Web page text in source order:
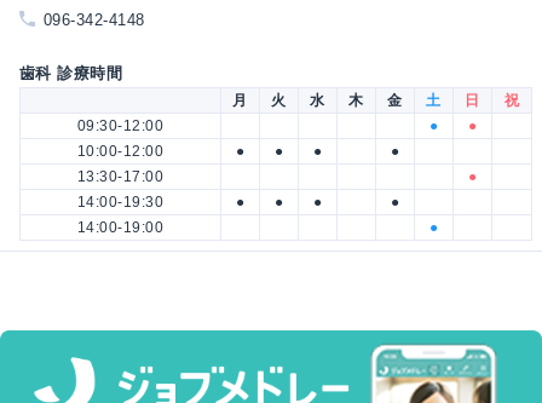
096-342-4148
歯科 診療時間
月 火 水 木 金 土 日
祝
09:30-12:00
●
●
10:00-12:00
● ● ●
●
13:30-17:00
●
14:00-19:30
● ● ●
●
14:00-19:00
●